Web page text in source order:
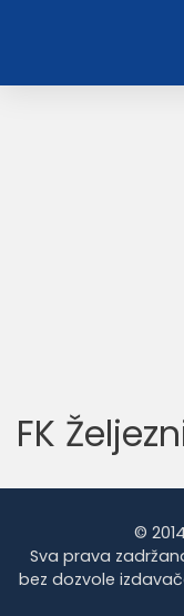
FK
©
Sva prava
bez dozvole